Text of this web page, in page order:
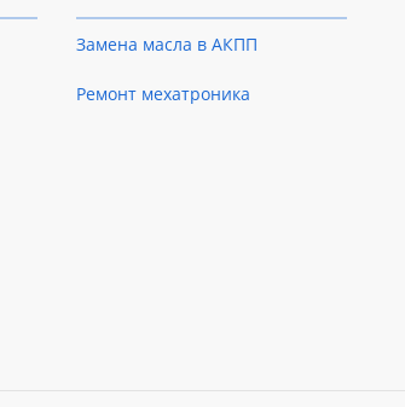
Замена масла в АКПП
Ремонт мехатроника